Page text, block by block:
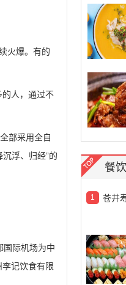
火爆。有的
人，通过不
部采用全自
浮、归经”的
国际机场为中
记饮食有限
餐
1 苍井